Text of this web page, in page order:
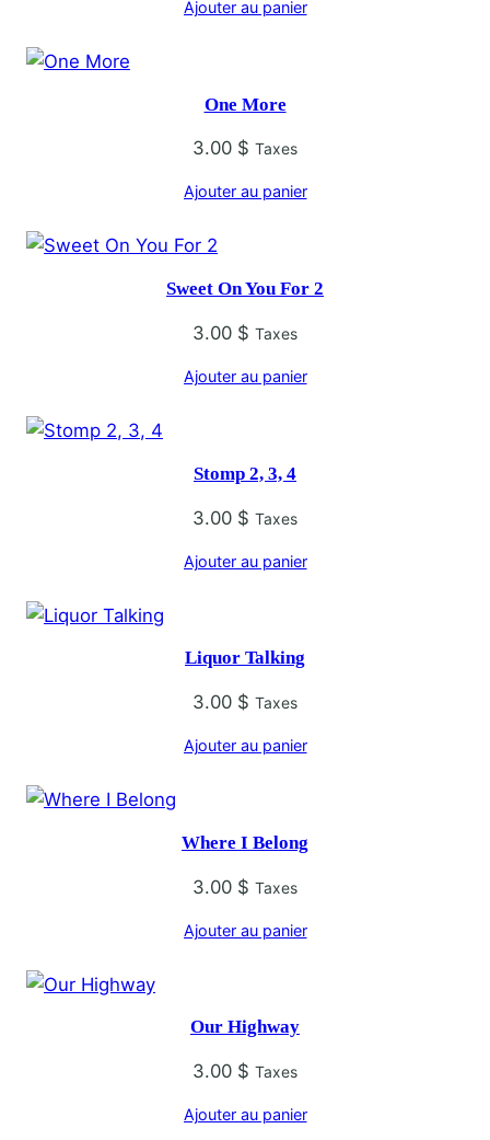
Ajouter au panier
One More
3.00 $ Taxes
Ajouter au panier
Sweet On You For 2
3.00 $ Taxes
Ajouter au panier
Stomp 2, 3, 4
3.00 $ Taxes
Ajouter au panier
Liquor Talking
3.00 $ Taxes
Ajouter au panier
Where I Belong
3.00 $ Taxes
Ajouter au panier
Our Highway
3.00 $ Taxes
Ajouter au panier